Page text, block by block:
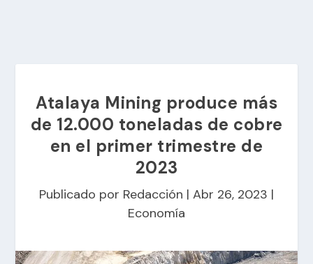
Atalaya Mining produce más
de 12.000 toneladas de cobre
en el primer trimestre de
2023
Publicado por Redacción | Abr 26, 2023 |
Economía